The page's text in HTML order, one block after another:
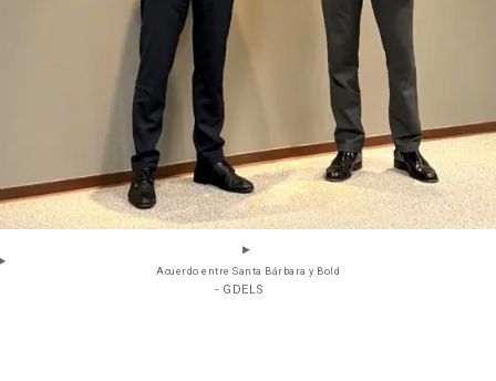
Acuerdo entre Santa Bárbara y Bold
- GDELS